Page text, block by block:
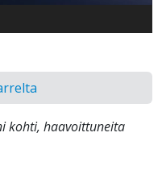
kohti, haavoittuneita